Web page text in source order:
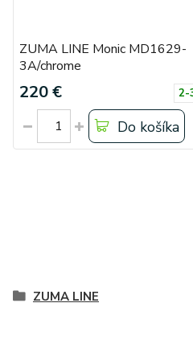
ZUMA LINE Monic MD1629-
3A/chrome
220 € 2-
Do košíka
ZUMA LINE